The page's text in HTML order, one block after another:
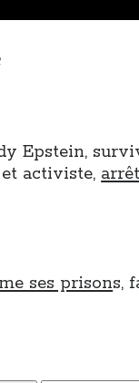
Epstein,
et activiste,
ses prisons,